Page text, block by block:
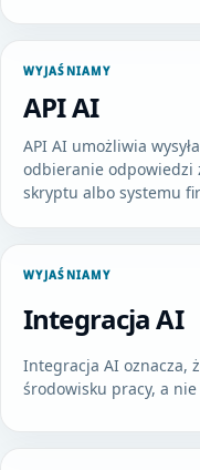
WYJAŚNIAMY
API AI
API AI umożliwia
odbieranie odpowiedzi
skryptu albo systemu
WYJAŚNIAMY
Integracja AI
Integracja AI oznacza,
środowisku pracy, a